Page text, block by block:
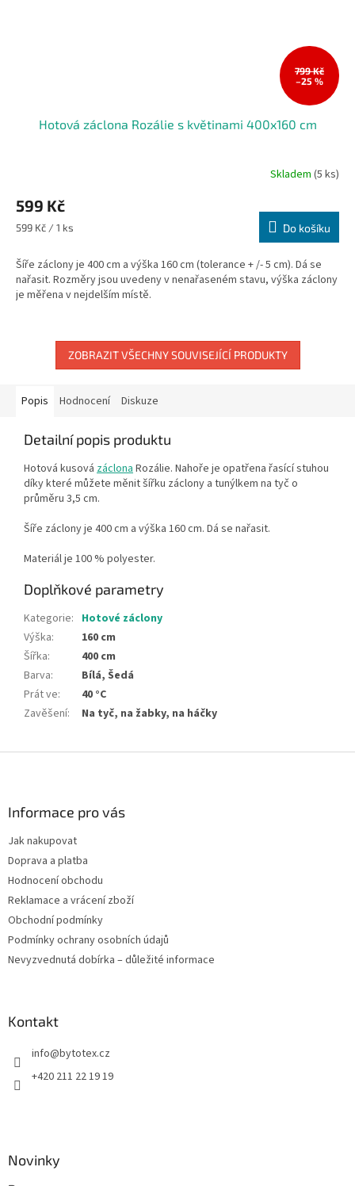
799 Kč
–25 %
Hotová záclona Rozálie s květinami 400x160 cm
Skladem (5 ks)
599 Kč
Měrná
599 Kč / 1 ks Do košíku
Šíře záclony je 400 cm a výška 160 cm (tolerance + /- 5 cm). Dá se
nařasit. Rozměry jsou uvedeny v nenařaseném stavu, výška záclony
je měřena v nejdelším místě.
ZOBRAZIT VŠECHNY SOUVISEJÍCÍ PRODUKTY
Popis Hodnocení Diskuze
Detailní popis produktu
Hotová kusová záclonaRozálie. Nahoře je opatřena řasící stuhou
díky které můžete měnit šířku záclony a tunýlkem na tyč o
průměru 3,5 cm.
Šíře záclony je 400 cm a výška 160 cm. Dá se nařasit.
Materiál je 100 % polyester.
Doplňkové parametry
Kategorie: Hotové záclony
Výška:
160 cm
Šířka:
400 cm
Barva:
Bílá, Šedá
Prát ve:
40 °C
Zavěšení: Na tyč, na žabky, na háčky
Informace pro vás
Jak nakupovat
Doprava a platba
Hodnocení obchodu
Reklamace a vrácení zboží
Obchodní podmínky
Podmínky ochrany osobních údajů
Nevyzvednutá dobírka – důležité informace
Kontakt
info@bytotex.cz
+420 211 22 19 19
Novinky